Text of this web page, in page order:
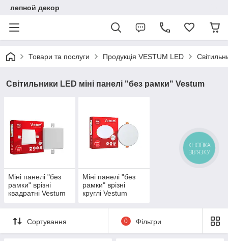
лепной декор
Товари та послуги Продукція VESTUM LED
Світильники LED міні панелі "без рамки" Vestum
Міні панелі "без
рамки" врізні
квадратні Vestum
Міні панелі "без
рамки" врізні
круглі Vestum
Сортування 0 Фільтри
КНОПКА
ЗВ'ЯЗКУ